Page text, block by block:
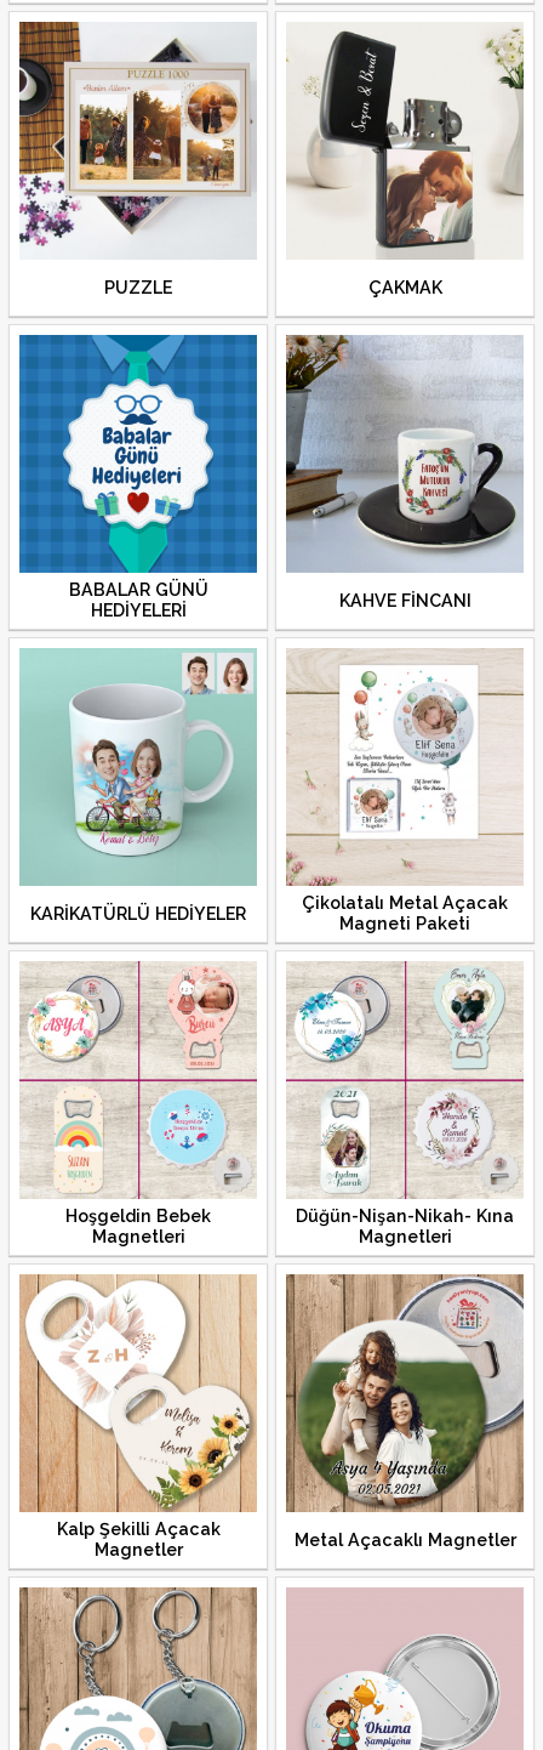
PUZZLE ÇAKMAK
BABALAR GÜNÜ
HEDİYELERİ
KAHVE FİNCANI
KARİKATÜRLÜ HEDİYELER
Çikolatalı Metal Açacak
Magneti Paketi
Hoşgeldin Bebek
Magnetleri
Düğün-Nişan-Nikah- Kına
Magnetleri
Kalp Şekilli Açacak
Magnetler
Metal Açacaklı Magnetler